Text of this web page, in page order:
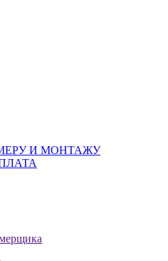
И МОНТАЖУ